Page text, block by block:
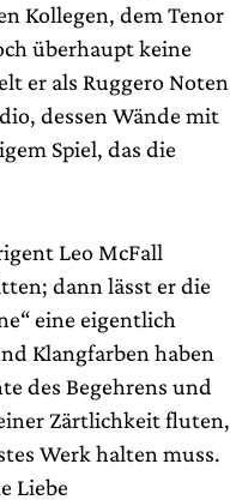
Kollegen, dem Tenor
überhaupt keine
er als Ruggero Noten
dessen Wände mit
Spiel, das die
Leo McFall
dann lässt er die
eine eigentlich
Klangfarben haben
des Begehrens und
Zärtlichkeit fluten,
Werk halten muss.
Liebe